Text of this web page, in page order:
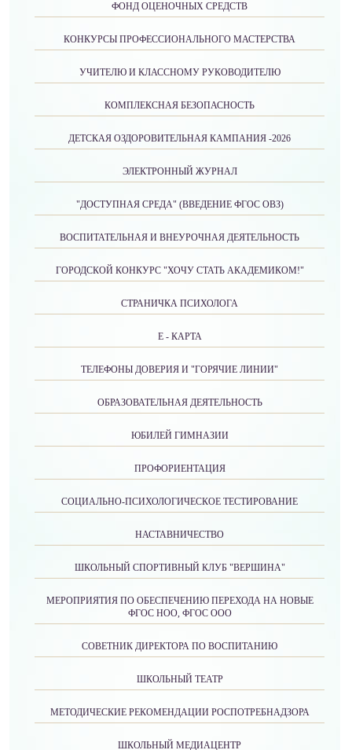
ФОНД ОЦЕНОЧНЫХ СРЕДСТВ
КОНКУРСЫ ПРОФЕССИОНАЛЬНОГО МАСТЕРСТВА
УЧИТЕЛЮ И КЛАССНОМУ РУКОВОДИТЕЛЮ
КОМПЛЕКСНАЯ БЕЗОПАСНОСТЬ
ДЕТСКАЯ ОЗДОРОВИТЕЛЬНАЯ КАМПАНИЯ -2026
ЭЛЕКТРОННЫЙ ЖУРНАЛ
"ДОСТУПНАЯ СРЕДА" (ВВЕДЕНИЕ ФГОС ОВЗ)
ВОСПИТАТЕЛЬНАЯ И ВНЕУРОЧНАЯ ДЕЯТЕЛЬНОСТЬ
ГОРОДСКОЙ КОНКУРС "ХОЧУ СТАТЬ АКАДЕМИКОМ!"
СТРАНИЧКА ПСИХОЛОГА
Е - КАРТА
ТЕЛЕФОНЫ ДОВЕРИЯ И "ГОРЯЧИЕ ЛИНИИ"
ОБРАЗОВАТЕЛЬНАЯ ДЕЯТЕЛЬНОСТЬ
ЮБИЛЕЙ ГИМНАЗИИ
ПРОФОРИЕНТАЦИЯ
СОЦИАЛЬНО-ПСИХОЛОГИЧЕСКОЕ ТЕСТИРОВАНИЕ
НАСТАВНИЧЕСТВО
ШКОЛЬНЫЙ СПОРТИВНЫЙ КЛУБ "ВЕРШИНА"
МЕРОПРИЯТИЯ ПО ОБЕСПЕЧЕНИЮ ПЕРЕХОДА НА НОВЫЕ
ФГОС НОО, ФГОС ООО
СОВЕТНИК ДИРЕКТОРА ПО ВОСПИТАНИЮ
ШКОЛЬНЫЙ ТЕАТР
МЕТОДИЧЕСКИЕ РЕКОМЕНДАЦИИ РОСПОТРЕБНАДЗОРА
ШКОЛЬНЫЙ МЕДИАЦЕНТР